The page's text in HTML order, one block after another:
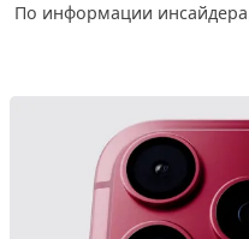
По информации
обладает достоверными
крупным дисплеем.